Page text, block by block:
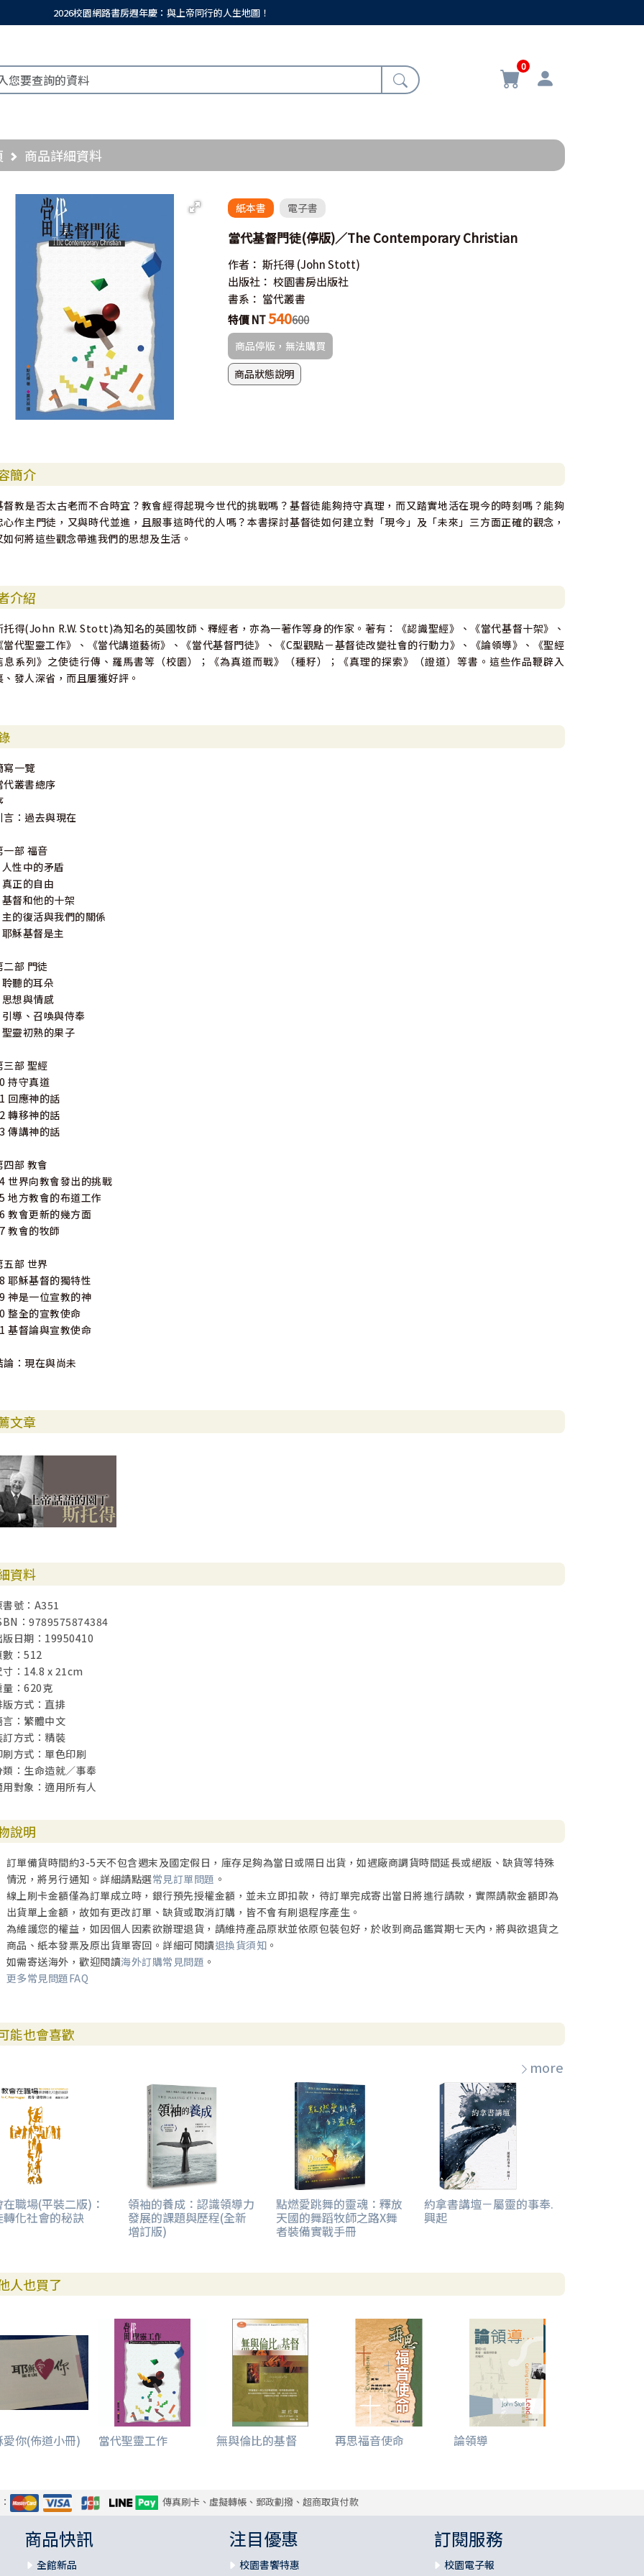
2026校園網路書房週年慶：與上帝同行的人生地圖！
0
商品詳細資料
紙本書 電子書
當代基督門徒(停版)／The Contemporary Christian
作者： 斯托得(John Stott)
出版社： 校園書房出版社
書系： 當代叢書
特價 NT540600
商品停版，無法購買
商品狀態說明
簡介
督教是否太古老而不合時宜？教會經得起現今世代的挑戰嗎？基督徒能夠持守真理，而又踏實地活在現今的時刻嗎？能夠
心作主門徒，又與時代並進，且服事這時代的人嗎？本書探討基督徒如何建立對「現今」及「未來」三方面正確的觀念，
如何將這些觀念帶進我們的思想及生活。
介紹
托得(John R.W. Stott)為知名的英國牧師、釋經者，亦為一著作等身的作家。著有：《認識聖經》、《當代基督十架》、
當代聖靈工作》、《當代講道藝術》、《當代基督門徒》、《C型觀點－基督徒改變社會的行動力》、《論領導》、《聖經
息系列》之使徒行傳、羅馬書等（校園）；《為真道而戰》（種籽）；《真理的探索》（證道）等書。這些作品鞭辟入
、發人深省，而且屢獲好評。
寫一覽
代叢書總序
言：過去與現在
一部 福音
性中的矛盾
正的自由
督和他的十架
的復活與我們的關係
穌基督是主
二部 門徒
聽的耳朵
想與情感
導、召喚與侍奉
靈初熟的果子
三部 聖經
持守真道
回應神的話
轉移神的話
傳講神的話
四部 教會
世界向教會發出的挑戰
地方教會的布道工作
教會更新的幾方面
教會的牧師
五部 世界
耶穌基督的獨特性
神是一位宣教的神
整全的宣教使命
基督論與宣教使命
論：現在與尚未
文章
資料
書號：A351
：9789575874384
版日期：19950410
數：512
寸：14.8 x 21cm
量：620克
版方式：直排
言：繁體中文
訂方式：精裝
刷方式：單色印刷
類：生命造就／事奉
用對象：適用所有人
說明
訂單備貨時間約3-5天不包含週末及國定假日，庫存足夠為當日或隔日出貨，如遇廠商調貨時間延長或絕版、缺貨等特殊
情況，將另行通知。詳細請點選常見訂單問題 。
線上刷卡金額僅為訂單成立時，銀行預先授權金額，並未立即扣款，待訂單完成寄出當日將進行請款，實際請款金額即為
出貨單上金額，故如有更改訂單、缺貨或取消訂購，皆不會有刷退程序產生。
為維護您的權益，如因個人因素欲辦理退貨，請維持產品原狀並依原包裝包好，於收到商品鑑賞期七天內，將與欲退貨之
商品、紙本發票及原出貨單寄回。詳細可閱讀退換貨須知 。
如需寄送海外，歡迎閱讀海外訂購常見問題 。
更多常見問題FAQ
能也會喜歡
more
職場(平裝二版)：
轉化社會的秘訣
領袖的養成：認識領導力
發展的課題與歷程(全新
增訂版)
點燃愛跳舞的靈魂：釋放
天國的舞蹈牧師之路X舞
者裝備實戰手冊
約拿書講壇－屬靈的事奉.
興起
人也買了
愛你(佈道小冊) 當代聖靈工作 無與倫比的基督 再思福音使命 論領導
傳真刷卡、虛擬轉帳、郵政劃撥、超商取貨付款
商品快訊
全館新品
注目優惠
校園書饗特惠
訂閱服務
校園電子報